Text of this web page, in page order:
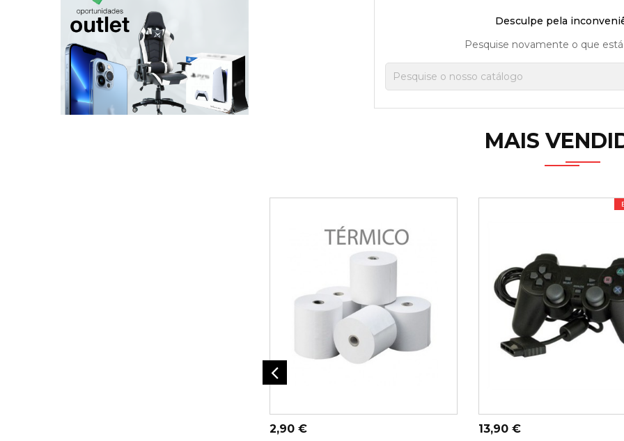
Desculpe pela
Pesquise novamente o que
MAIS
ADICIONAR AO CARRINHO
Preço
2,90 €
ADICIONAR AO CARRINHO
Preço
13,90 €